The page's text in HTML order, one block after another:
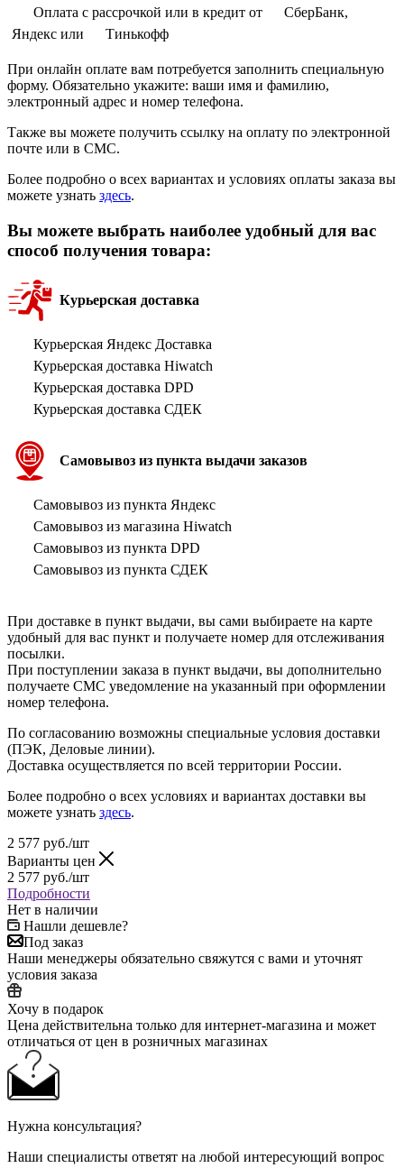
Оплата с рассрочкой или в кредит от
СберБанк,
Яндекс или
Тинькофф
При онлайн оплате вам потребуется заполнить специальную
форму. Обязательно укажите: ваши имя и фамилию,
электронный адрес и номер телефона.
Также вы можете получить ссылку на оплату по электронной
почте или в СМС.
Более подробно о всех вариантах и условиях оплаты заказа вы
можете узнать здесь.
Вы можете выбрать наиболее удобный для вас
способ получения товара:
Курьерская доставка
Курьерская Яндекс Доставка
Курьерская доставка Hiwatch
Курьерская доставка DPD
Курьерская доставка СДЕК
Самовывоз из пункта выдачи заказов
Самовывоз из пункта Яндекс
Самовывоз из магазина Hiwatch
Самовывоз из пункта DPD
Самовывоз из пункта СДЕК
При доставке в пункт выдачи, вы сами выбираете на карте
удобный для вас пункт и получаете номер для отслеживания
посылки.
При поступлении заказа в пункт выдачи, вы дополнительно
получаете СМС уведомление на указанный при оформлении
номер телефона.
По согласованию возможны специальные условия доставки
(ПЭК, Деловые линии).
Доставка осуществляется по всей территории России.
Более подробно о всех условиях и вариантах доставки вы
можете узнать здесь.
2 577 руб./шт
Варианты цен
2 577 руб./шт
Подробности
Нет в наличии
Нашли дешевле?
Под заказ
Наши менеджеры обязательно свяжутся с вами и уточнят
условия заказа
Хочу в подарок
Цена действительна только для интернет-магазина и может
отличаться от цен в розничных магазинах
Нужна консультация?
Наши специалисты ответят на любой интересующий вопрос